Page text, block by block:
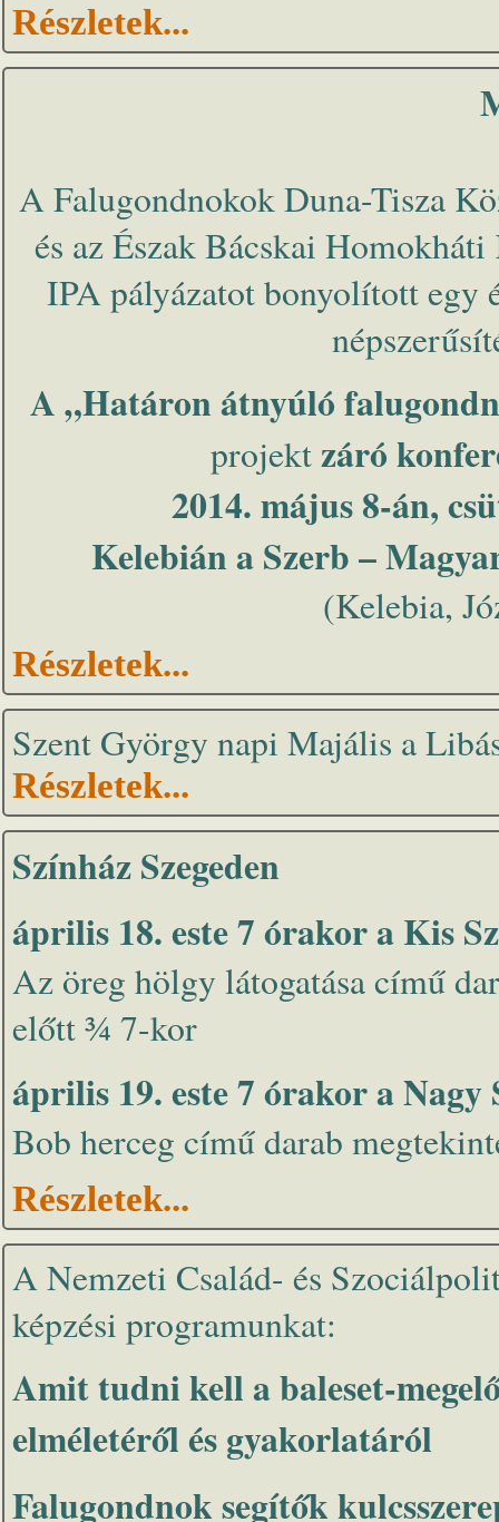
Részletek...
A Falugondnokok Duna-Tisza
és az Észak Bácskai
IPA pályázatot bonyolított egy
A „Határon átnyúló
projektzáró
2014. május 8-án,
Kelebián a Szerb –
(Kelebia,
Részletek...
Szent György napi Majális a
Részletek...
Színház Szegeden
április 18. este 7 órakor a Kis
Az öreg hölgy látogatása című
előtt ¾ 7-kor
április 19. este 7 órakor a Nagy
Bob herceg című darab
Részletek...
A Nemzeti Család- és
képzési programunkat:
Amit tudni kell a baleset-
elméletéről és gyakorlatáról
Falugondnok segítők